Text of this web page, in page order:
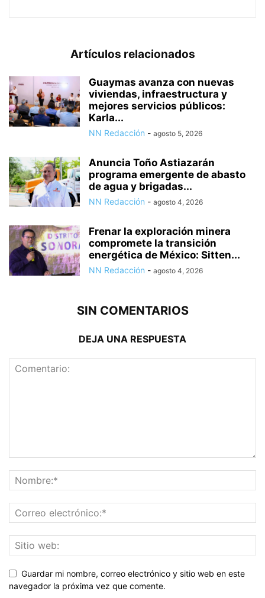
Artículos relacionados
Guaymas avanza con nuevas
viviendas, infraestructura y
mejores servicios públicos:
Karla...
NN Redacción - agosto 5, 2026
Anuncia Toño Astiazarán
programa emergente de abasto
de agua y brigadas...
NN Redacción - agosto 4, 2026
Frenar la exploración minera
compromete la transición
energética de México: Sitten...
NN Redacción - agosto 4, 2026
SIN COMENTARIOS
DEJA UNA RESPUESTA
Guardar mi nombre, correo electrónico y sitio web en este
navegador la próxima vez que comente.